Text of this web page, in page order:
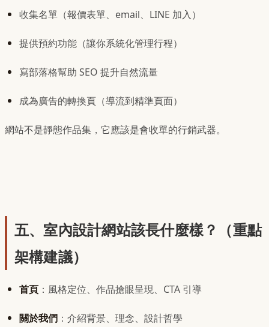
收集名單（報價表單、email、LINE 加入）
提供預約功能（讓你系統化管理行程）
寫部落格幫助 SEO 提升自然流量
成為廣告的轉換頁（導流到精準頁面）
網站不是靜態作品集，它應該是會收單的行銷武器。
五、室內設計網站該長什麼樣？（重點
架構建議）
首頁 ：風格定位、作品搶眼呈現、CTA 引導
關於我們 ：介紹背景、理念、設計哲學